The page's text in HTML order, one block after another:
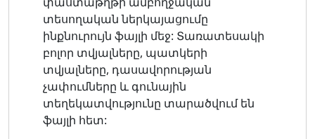
տեսողական ներկայացումը
ինքնուրույն ֆայլի մեջ: Տառատեսակի
բոլոր տվյալները, պատկերի
տվյալները, դասավորության
չափումները և գունային
տեղեկատվությունը տարածվում են
ֆայլի հետ: